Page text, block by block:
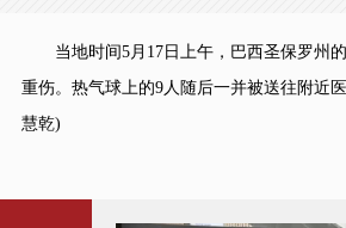
当地时间5月17日上午，巴西圣保罗州的
重伤。热气球上的9人随后一并被送往附近
慧乾)